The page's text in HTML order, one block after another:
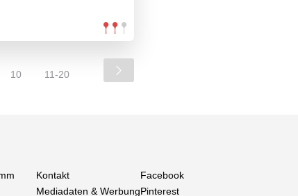
10 11-20
Kontakt
Mediadaten & Werbung
Facebook
Pinterest